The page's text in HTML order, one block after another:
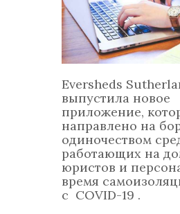
Eversheds
выпустила новое
приложение,
направлено на
одиночеством
работающих на
юристов и
время
с COVID-19 .